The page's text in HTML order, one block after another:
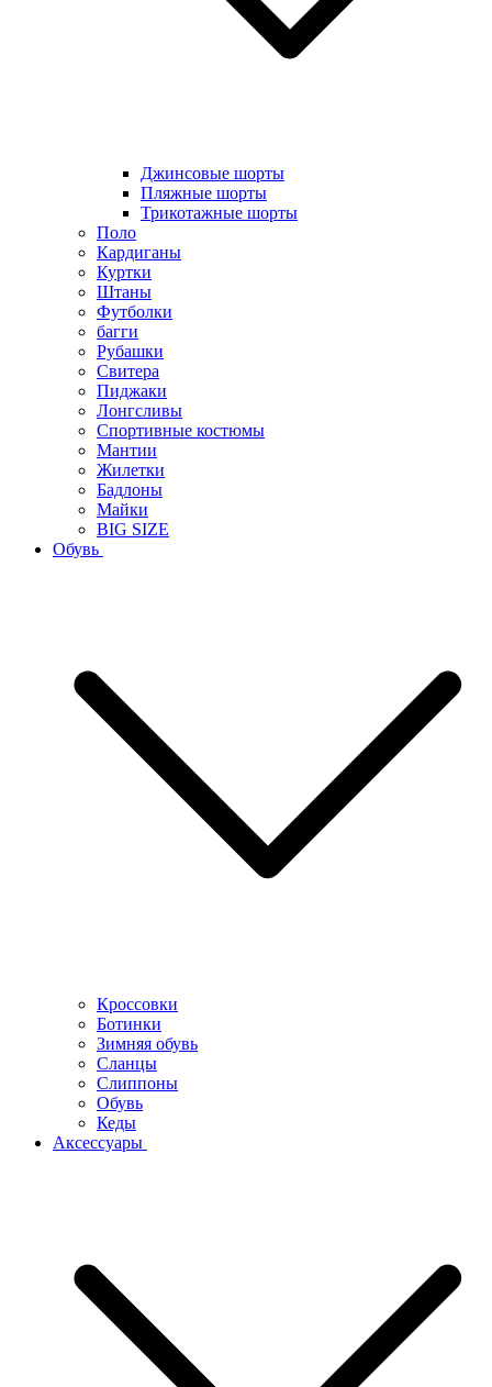
Джинсовые шорты
Пляжные шорты
Трикотажные шорты
Поло
Кардиганы
Куртки
Штаны
Футболки
багги
Рубашки
Свитера
Пиджаки
Лонгсливы
Спортивные костюмы
Мантии
Жилетки
Бадлоны
Майки
BIG SIZE
Обувь
Кроссовки
Ботинки
Зимняя обувь
Сланцы
Слиппоны
Обувь
Кеды
Аксессуары